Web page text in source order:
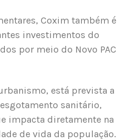
Coxim também é
investimentos do
por meio do Novo PAC
está prevista a
sanitário,
impacta diretamente na
de vida da população.